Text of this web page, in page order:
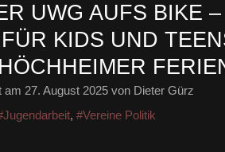
UWG AUFS BIKE
KIDS UND
am 27. August 2025 von Dieter Gürz
, #Vereine Politik